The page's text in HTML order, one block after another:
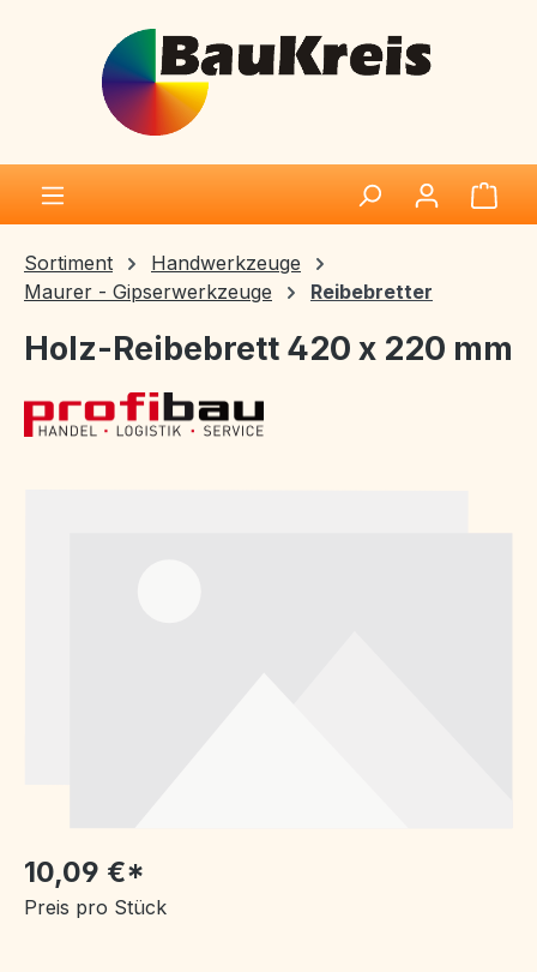
Zum Hauptinhalt springen
Sortiment
Handwerkzeuge
Maurer - Gipserwerkzeuge
Reibebretter
Holz-Reibebrett 420 x 220 mm
10,09 €*
Preis pro Stück